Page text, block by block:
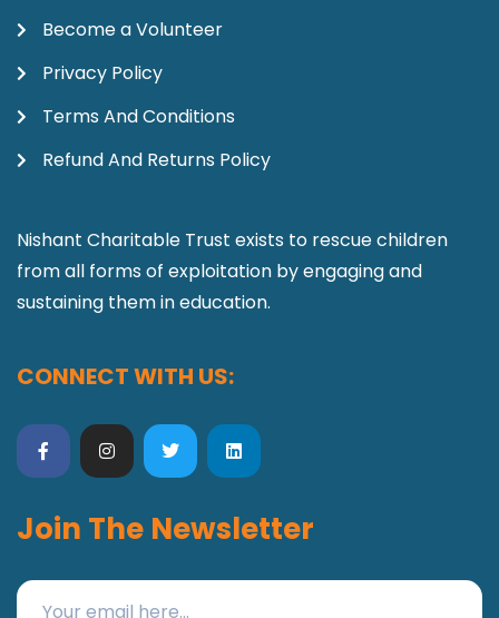
Become a Volunteer
Privacy Policy
Terms And Conditions
Refund And Returns Policy
Nishant Charitable Trust exists to rescue children
from all forms of exploitation by engaging and
sustaining them in education.
CONNECT WITH US:
Join The Newsletter